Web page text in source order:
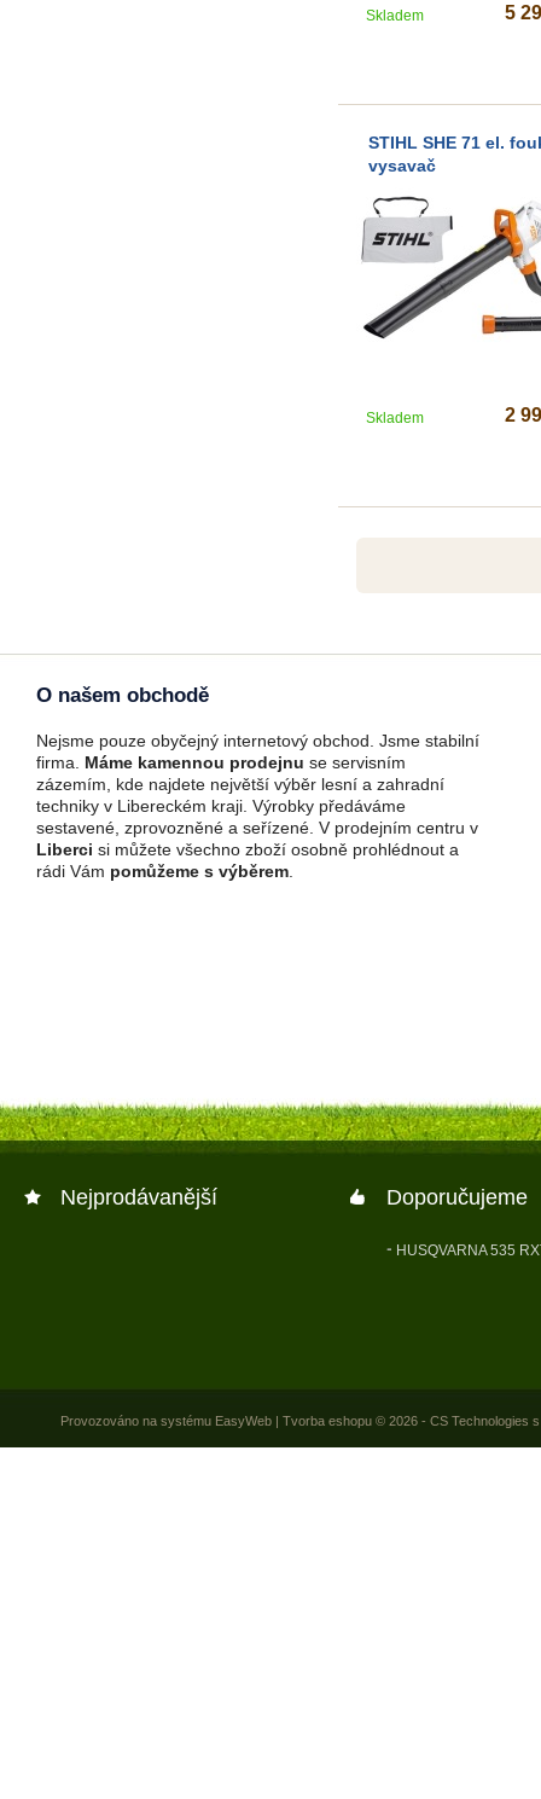
Skladem 5
STIHL SHE 71 el.
vysavač
Skladem 2
O našem obchodě
Nejsme pouze obyčejný internetový obchod. Jsme stabilní
firma. Máme kamennou prodejnu se servisním
zázemím, kde najdete největší výběr lesní a zahradní
techniky v Libereckém kraji. Výrobky předáváme
sestavené, zprovozněné a seřízené. V prodejním centru v
Liberci si můžete všechno zboží osobně prohlédnout a
rádi Vám pomůžeme s výběrem
Nejprodávanější Doporučujeme
HUSQVARNA 535
Provozováno na systému EasyWeb | Tvorba eshopu © 2026 - CS Technologies